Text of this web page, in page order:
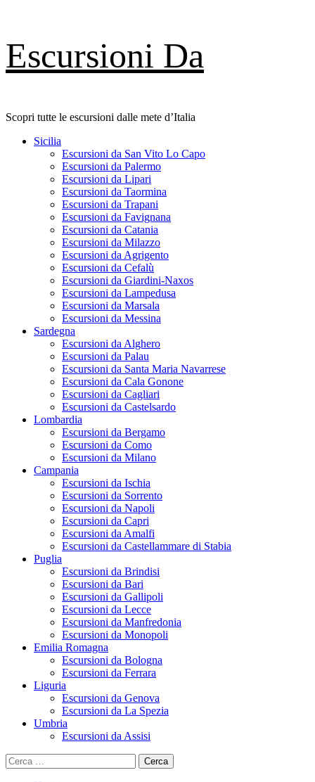
to
content
Escursioni Da
Scopri tutte le escursioni dalle mete d’Italia
PrimarySicilia
Escursioni da San Vito Lo Capo
Escursioni da Palermo
Escursioni da Lipari
Escursioni da Taormina
Escursioni da Trapani
Escursioni da Favignana
Escursioni da Catania
Escursioni da Milazzo
Escursioni da Agrigento
Escursioni da Cefalù
Escursioni da Giardini-Naxos
Escursioni da Lampedusa
Escursioni da Marsala
Escursioni da Messina
Sardegna
Escursioni da Alghero
Escursioni da Palau
Escursioni da Santa Maria Navarrese
Escursioni da Cala Gonone
Escursioni da Cagliari
Escursioni da Castelsardo
Lombardia
Escursioni da Bergamo
Escursioni da Como
Escursioni da Milano
Campania
Escursioni da Ischia
Escursioni da Sorrento
Escursioni da Napoli
Escursioni da Capri
Escursioni da Amalfi
Escursioni da Castellammare di Stabia
Puglia
Escursioni da Brindisi
Escursioni da Bari
Escursioni da Gallipoli
Escursioni da Lecce
Escursioni da Manfredonia
Escursioni da Monopoli
Emilia Romagna
Escursioni da Bologna
Escursioni da Ferrara
Liguria
Escursioni da Genova
Escursioni da La Spezia
Umbria
Escursioni da Assisi
Ricerca
per: